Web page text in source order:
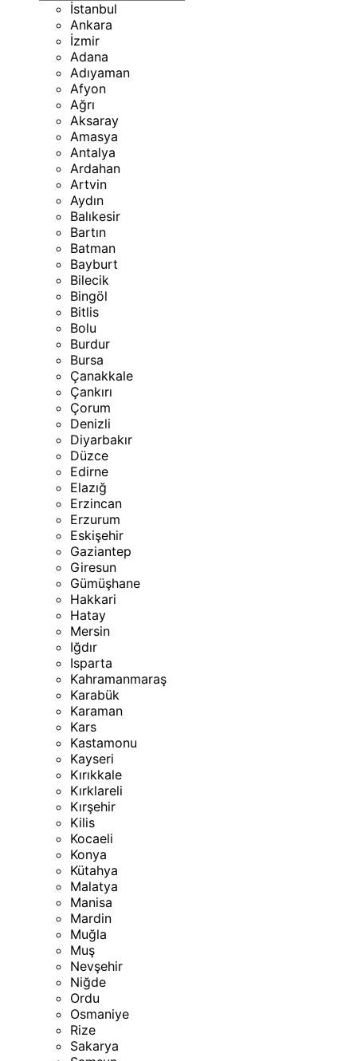
İstanbul
Ankara
İzmir
Adana
Adıyaman
Afyon
Ağrı
Aksaray
Amasya
Antalya
Ardahan
Artvin
Aydın
Balıkesir
Bartın
Batman
Bayburt
Bilecik
Bingöl
Bitlis
Bolu
Burdur
Bursa
Çanakkale
Çankırı
Çorum
Denizli
Diyarbakır
Düzce
Edirne
Elazığ
Erzincan
Erzurum
Eskişehir
Gaziantep
Giresun
Gümüşhane
Hakkari
Hatay
Mersin
Iğdır
Isparta
Kahramanmaraş
Karabük
Karaman
Kars
Kastamonu
Kayseri
Kırıkkale
Kırklareli
Kırşehir
Kilis
Kocaeli
Konya
Kütahya
Malatya
Manisa
Mardin
Muğla
Muş
Nevşehir
Niğde
Ordu
Osmaniye
Rize
Sakarya